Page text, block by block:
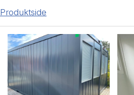
Produktside